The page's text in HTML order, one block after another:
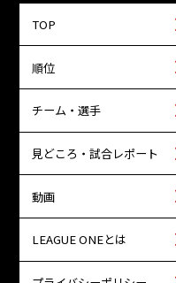
TOP
順位
チーム・選手
見どころ・試合レポート
動画
LEAGUE ONEとは